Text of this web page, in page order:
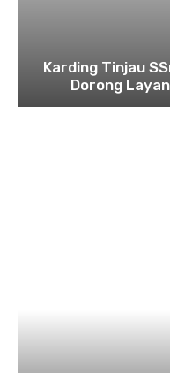
Karding Tinjau
Dorong